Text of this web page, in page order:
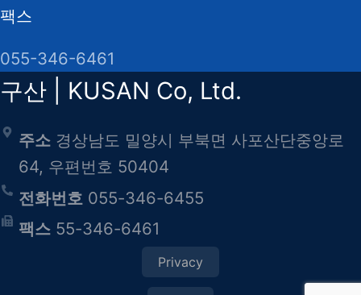
팩스
055-346-6461
구산 | KUSAN Co, Ltd.
주소경상남도 밀양시 부북면 사포산단중앙로
64, 우편번호 50404
전화번호 055-346-6455
팩스55-346-6461
Privacy